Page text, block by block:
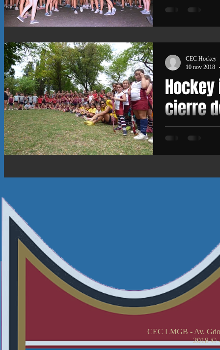
logro, fruto
en equipo de
cierre
actividades
chiquitines de
CEC Hockey
10 nov 2018
CEC LMGB - Av.
2018 ©